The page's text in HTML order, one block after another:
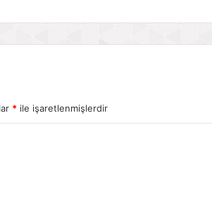
* ile işaretlenmişlerdir